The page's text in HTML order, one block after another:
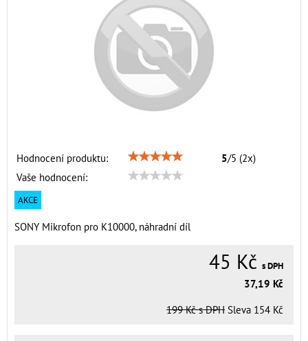
Hodnocení produktu: 5/5 (2x)
Vaše hodnocení:
AKCE
SONY Mikrofon pro K10000, náhradní díl
45 Kč s DPH
37,19 Kč
199 Kč s DPH Sleva 154 Kč